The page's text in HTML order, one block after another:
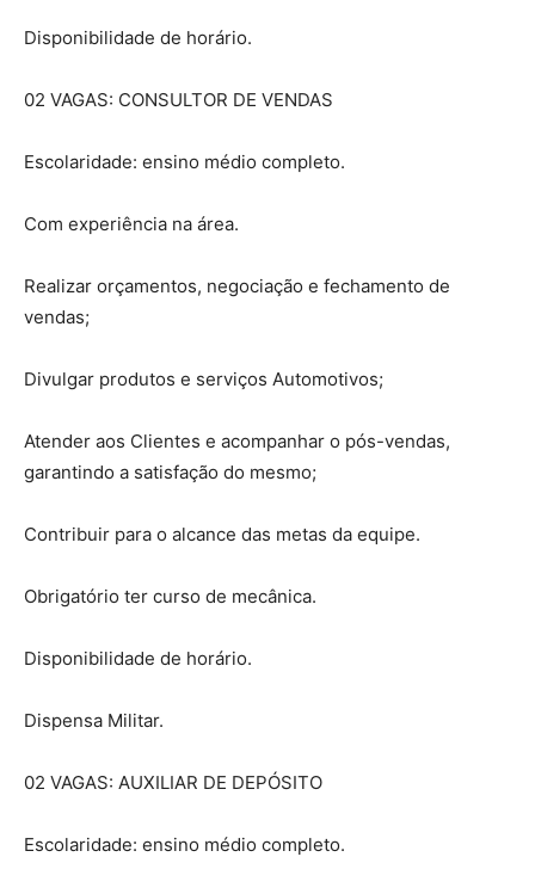
Disponibilidade de horário.
02 VAGAS: CONSULTOR DE VENDAS
Escolaridade: ensino médio completo.
Com experiência na área.
Realizar orçamentos, negociação e fechamento de
vendas;
Divulgar produtos e serviços Automotivos;
Atender aos Clientes e acompanhar o pós-vendas,
garantindo a satisfação do mesmo;
Contribuir para o alcance das metas da equipe.
Obrigatório ter curso de mecânica.
Disponibilidade de horário.
Dispensa Militar.
02 VAGAS: AUXILIAR DE DEPÓSITO
Escolaridade: ensino médio completo.